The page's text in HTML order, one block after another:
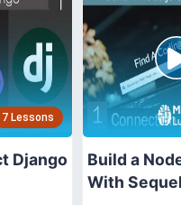
7 Lessons
Django
Build a
With